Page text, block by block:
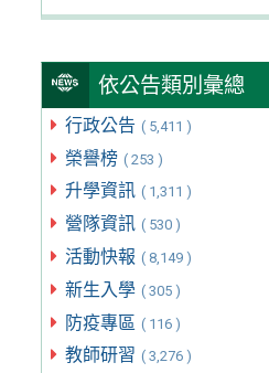
依公告類別彙總
行政公告 ( 5,411 )
榮譽榜 ( 253 )
升學資訊 ( 1,311 )
營隊資訊 ( 530 )
活動快報 ( 8,149 )
新生入學 ( 305 )
防疫專區 ( 116 )
教師研習 ( 3,276 )